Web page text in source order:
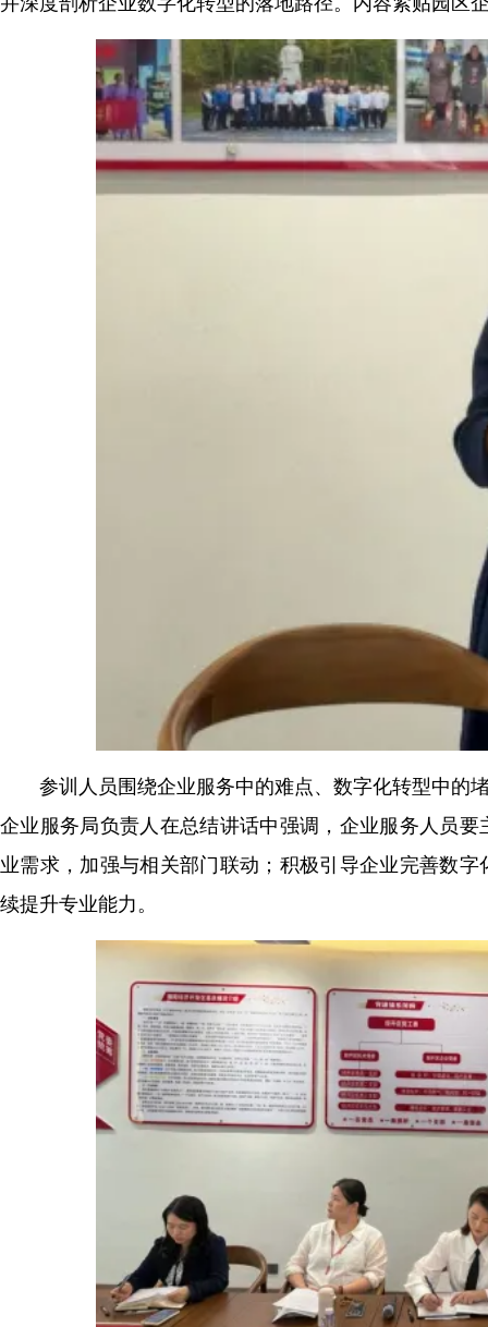
参训人员围绕企业服务中的难点、数字化转型中的
企业服务局负责人在总结讲话中强调，企业服务人员
业需求，加强与相关部门联动；积极引导企业完善数
续提升专业能力。